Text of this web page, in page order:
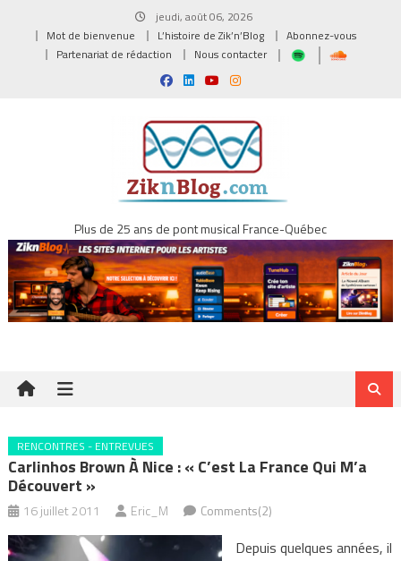
jeudi, août 06, 2026
Mot de bienvenue
L’histoire de Zik’n’Blog
Abonnez-vous
Partenariat de rédaction
Nous contacter
Plus de 25 ans de pont musical France-Québec
RENCONTRES - ENTREVUES
Carlinhos Brown À Nice : « C’est La France Qui M’a
Découvert »
16 juillet 2011 Eric_M Comments(2)
Depuis quelques années, il